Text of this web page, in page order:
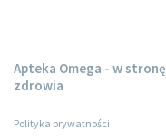
Apteka Omega - w stronę
zdrowia
Polityka prywatności